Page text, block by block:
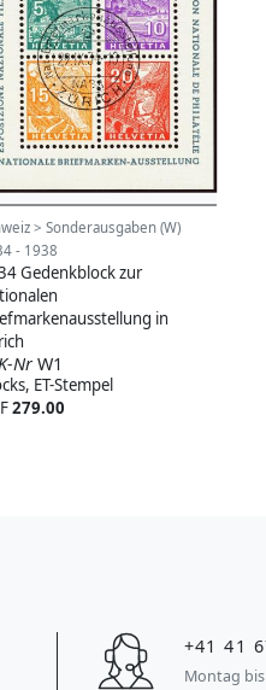
> Sonderausgaben (W)
- 1938
Gedenkblock zur
in
NrW1
ET-Stempel
279.00
+41 41
Montag